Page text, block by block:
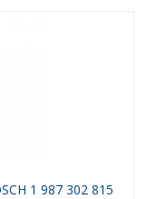
1 987 302 815